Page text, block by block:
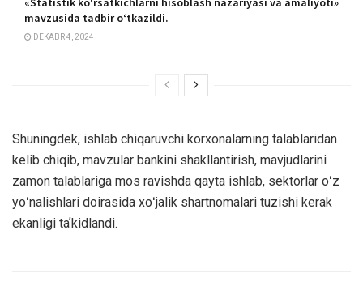
mavzusida tadbir o‘tkazildi.
DEKABR 4, 2024
Shuningdek, ishlab chiqaruvchi korxonalarning talablaridan
kelib chiqib, mavzular bankini shakllantirish, mavjudlarini
zamon talablariga mos ravishda qayta ishlab, sektorlar oʻz
yoʻnalishlari doirasida xoʻjalik shartnomalari tuzishi kerak
ekanligi taʼkidlandi.